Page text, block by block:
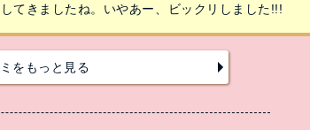
てきましたね。いやあー、ビックリしました!!!
をもっと見る